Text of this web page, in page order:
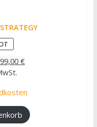
PRODUKT
IM
ANGEBOT
€